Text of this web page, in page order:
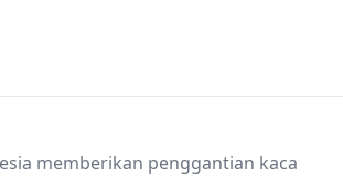
memberikan penggantian kaca